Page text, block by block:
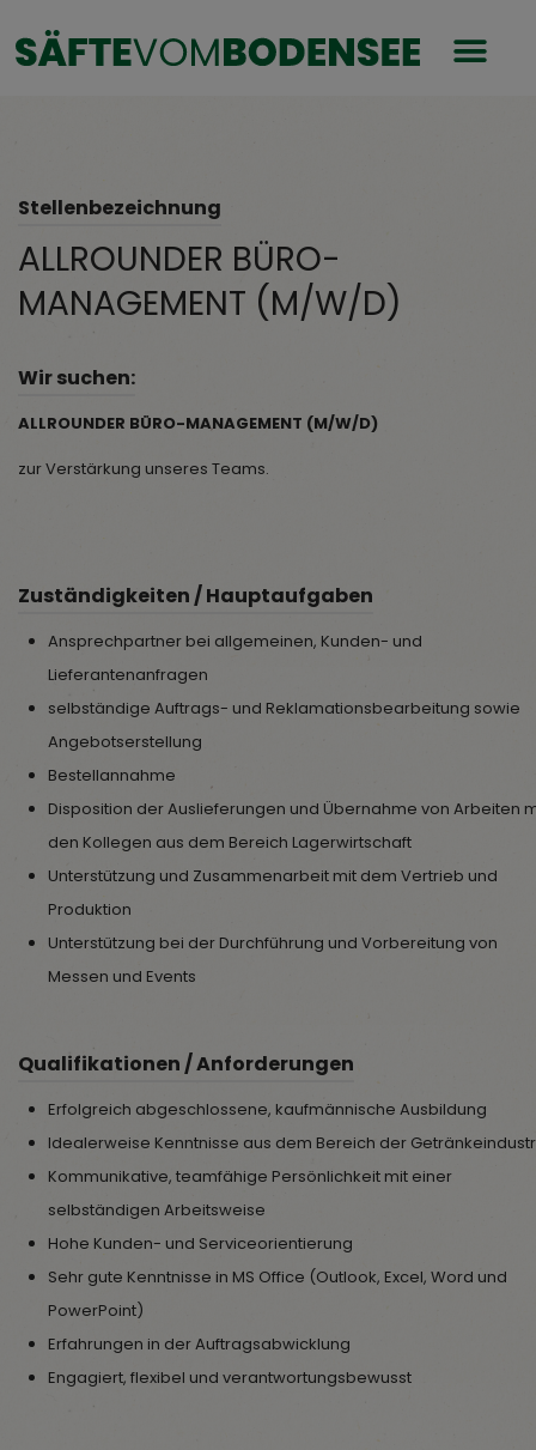
Stellenbezeichnung
ALLROUNDER BÜRO-
MANAGEMENT (M/W/D)
Wir suchen:
ALLROUNDER BÜRO-MANAGEMENT (M/W/D)
zur Verstärkung unseres Teams.
Zuständigkeiten / Hauptaufgaben
Ansprechpartner bei allgemeinen, Kunden- und
Lieferantenanfragen
selbständige Auftrags- und Reklamationsbearbeitung sowie
Angebotserstellung
Bestellannahme
Disposition der Auslieferungen und Übernahme von Arbeiten
den Kollegen aus dem Bereich Lagerwirtschaft
Unterstützung und Zusammenarbeit mit dem Vertrieb und
Produktion
Unterstützung bei der Durchführung und Vorbereitung von
Messen und Events
Qualifikationen / Anforderungen
Erfolgreich abgeschlossene, kaufmännische Ausbildung
Idealerweise Kenntnisse aus dem Bereich der
Kommunikative, teamfähige Persönlichkeit mit einer
selbständigen Arbeitsweise
Hohe Kunden- und Serviceorientierung
Sehr gute Kenntnisse in MS Office (Outlook, Excel, Word und
PowerPoint)
Erfahrungen in der Auftragsabwicklung
Engagiert, flexibel und verantwortungsbewusst